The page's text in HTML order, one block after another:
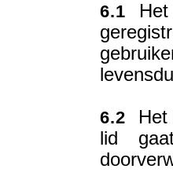
6.1 Het
6.2 Het
lid